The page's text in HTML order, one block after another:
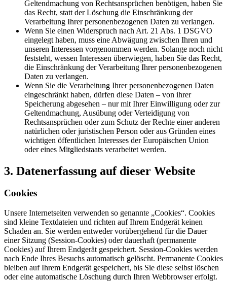
Geltendmachung von Rechtsansprüchen benötigen, haben Sie
das Recht, statt der Löschung die Einschränkung der
Verarbeitung Ihrer personenbezogenen Daten zu verlangen.
Wenn Sie einen Widerspruch nach Art. 21 Abs. 1 DSGVO
eingelegt haben, muss eine Abwägung zwischen Ihren und
unseren Interessen vorgenommen werden. Solange noch nicht
feststeht, wessen Interessen überwiegen, haben Sie das Recht,
die Einschränkung der Verarbeitung Ihrer personenbezogenen
Daten zu verlangen.
Wenn Sie die Verarbeitung Ihrer personenbezogenen Daten
eingeschränkt haben, dürfen diese Daten – von ihrer
Speicherung abgesehen – nur mit Ihrer Einwilligung oder zur
Geltendmachung, Ausübung oder Verteidigung von
Rechtsansprüchen oder zum Schutz der Rechte einer anderen
natürlichen oder juristischen Person oder aus Gründen eines
wichtigen öffentlichen Interesses der Europäischen Union
oder eines Mitgliedstaats verarbeitet werden.
3. Datenerfassung auf dieser Website
Cookies
Unsere Internetseiten verwenden so genannte „Cookies“. Cookies
sind kleine Textdateien und richten auf Ihrem Endgerät keinen
Schaden an. Sie werden entweder vorübergehend für die Dauer
einer Sitzung (Session-Cookies) oder dauerhaft (permanente
Cookies) auf Ihrem Endgerät gespeichert. Session-Cookies werden
nach Ende Ihres Besuchs automatisch gelöscht. Permanente Cookies
bleiben auf Ihrem Endgerät gespeichert, bis Sie diese selbst löschen
oder eine automatische Löschung durch Ihren Webbrowser erfolgt.